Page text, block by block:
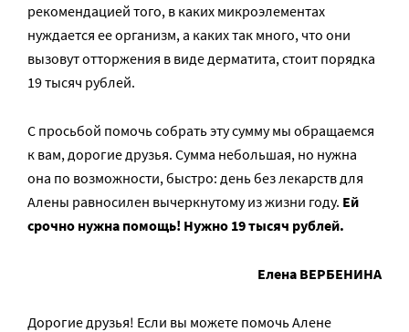
рекомендацией того, в каких микроэлементах
нуждается ее организм, а каких так много, что они
вызовут отторжения в виде дерматита, стоит порядка
19 тысяч рублей.
С просьбой помочь собрать эту сумму мы обращаемся
к вам, дорогие друзья. Сумма небольшая, но нужна
она по возможности, быстро: день без лекарств для
Алены равносилен вычеркнутому из жизни году. Ей
срочно нужна помощь! Нужно 19 тысяч рублей.
Елена ВЕРБЕНИНА
Дорогие друзья! Если вы можете помочь Алене